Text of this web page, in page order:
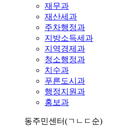
재무과
재산세과
주차행정과
지방소득세과
지역경제과
청소행정과
치수과
푸른도시과
행정지원과
홍보과
동주민센터(ㄱㄴㄷ순)